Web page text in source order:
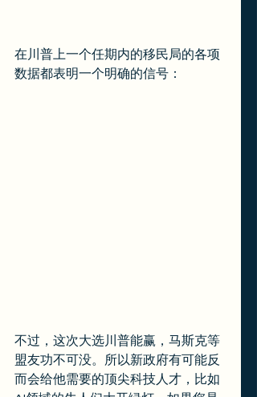
在川普上一个任期内的移民局的各项
数据都表明一个明确的信号：
不过，这次大选川普能赢，马斯克等
盟友功不可没。所以新政府有可能反
而会给他需要的顶尖科技人才，比如